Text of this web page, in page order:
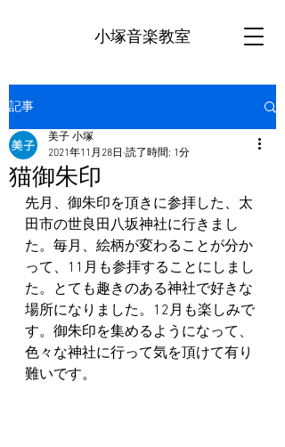
小塚音楽教室
記事
猫御朱印
美子 小塚
2021年11月28日 読了時間: 1分
先月、御朱印を頂きに参拝した、太
田市の世良田八坂神社に行きまし
た。毎月、絵柄が変わることが分か
って、11月も参拝することにしまし
た。とても趣きのある神社で好きな
場所になりました。12月も楽しみで
す。御朱印を集めるようになって、
色々な神社に行って気を頂けて有り
難いです。